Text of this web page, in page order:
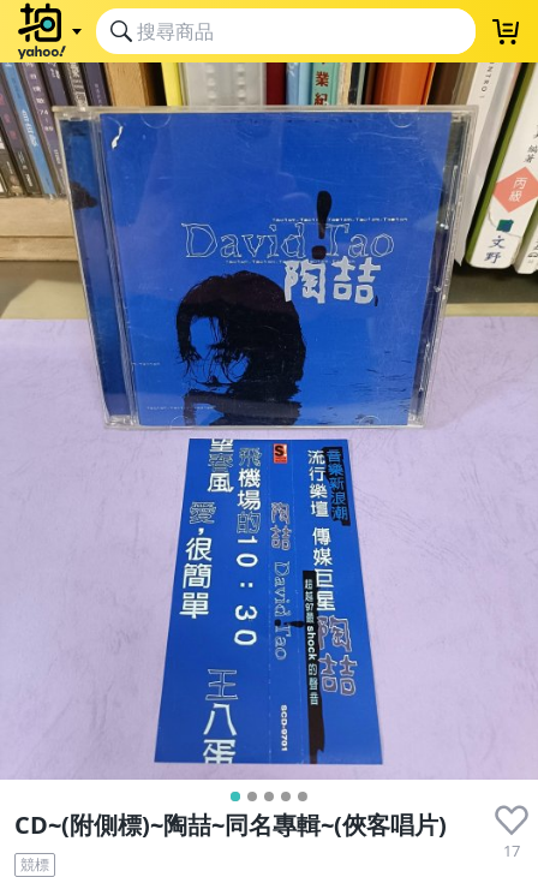
CD~(附側標)~陶喆~同名專輯~(俠客唱片)
17
競標